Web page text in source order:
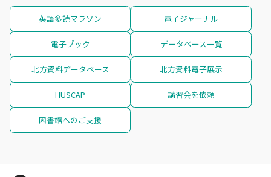
英語多読マラソン 電子ジャーナル
電子ブック データベース一覧
北方資料データベース 北方資料電子展示
HUSCAP 講習会を依頼
図書館へのご支援